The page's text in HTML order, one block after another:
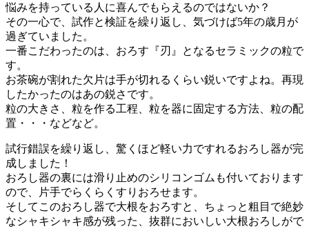
悩みを持っている人に喜んでもらえるのではないか？
その一心で、試作と検証を繰り返し、気づけば5年の歳月が
過ぎていました。
一番こだわったのは、おろす『刃』となるセラミックの粒で
す。
お茶碗が割れた欠片は手が切れるくらい鋭いですよね。再現
したかったのはあの鋭さです。
粒の大きさ、粒を作る工程、粒を器に固定する方法、粒の配
置・・・などなど。
試行錯誤を繰り返し、驚くほど軽い力ですれるおろし器が完
成しました！
おろし器の裏には滑り止めのシリコンゴムも付いております
ので、片手でらくらくすりおろせます。
そしてこのおろし器で大根をおろすと、ちょっと粗目で絶妙
なシャキシャキ感が残った、抜群においしい大根おろしがで